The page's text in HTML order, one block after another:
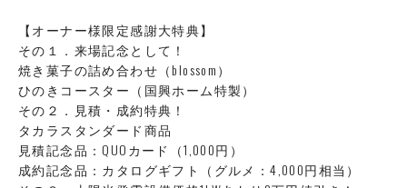
【オーナー様限定感謝大特典】
その１．来場記念として！
焼き菓子の詰め合わせ（blossom）
ひのきコースター（国興ホーム特製）
その２．見積・成約特典！
タカラスタンダード商品
見積記念品：QUOカード（1,000円）
成約記念品：カタログギフト（グルメ：4,000円相当）